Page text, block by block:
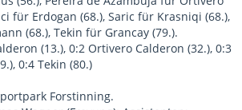
für Erdogan (68.), Saric für Krasniqi (68.),
(68.), Tekin für Grancay (79.).
(13.), 0:2 Ortivero Calderon (32.), 0:3
0:4 Tekin (80.)
Forstinning.